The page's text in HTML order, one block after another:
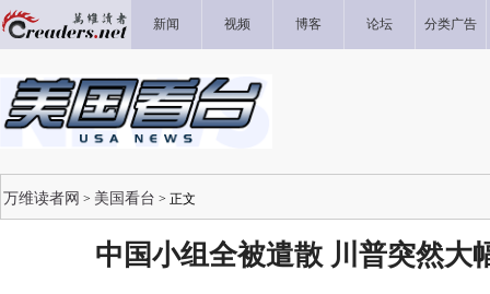
新闻 视频 博客 论坛 分类广告
万维读者网 > 美国看台 > 正文
中国小组全被遣散 川普突然大